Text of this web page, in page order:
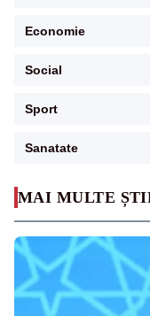
MAI MULTE
Economie
Social
Sport
Sanatate